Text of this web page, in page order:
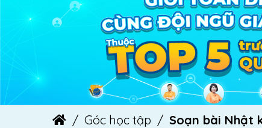
Góc học tập Soạn bài Nhật